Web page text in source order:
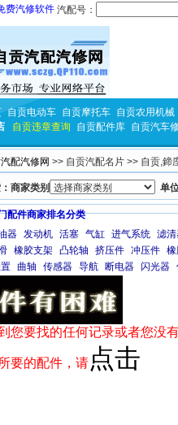
费汽修软件 汽配号：
自贡电动车 自贡摩托车 自贡农用机械
自贡违章查询 自贡配件库 自贡汽车
配汽修网 >> 自贡汽配名片 >> 自贡,鍗
商家类别 单
配件商家排名分类
器 发动机 活塞 气缸 进气系统 滤
橡胶支架 凸轮轴 挤压件 冲压件
曲轴 传感器 导航 断电器 闪光器
您要找的任何记录或者您没
要的配件，请 点击